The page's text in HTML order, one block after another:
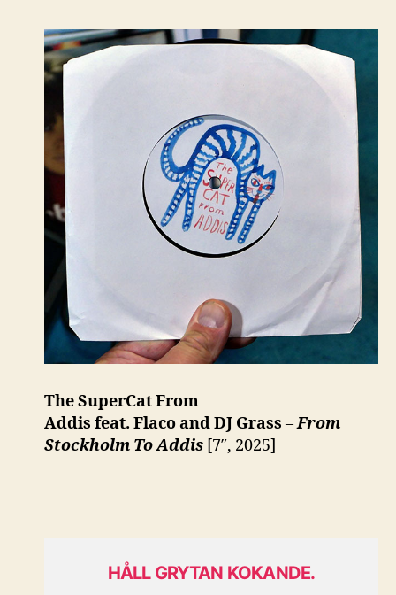
The SuperCat From
Addis feat. Flaco and DJ Grass –From
Stockholm To Addis [7″, 2025]
HÅLL GRYTAN KOKANDE.